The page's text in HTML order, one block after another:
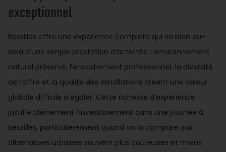
exceptionnel
Bessilles offre une expérience complète qui va bien au-
delà d’une simple prestation d’activités. L’environnement
naturel préservé, l’encadrement professionnel, la diversité
de l’offre et la qualité des installations créent une valeur
globale difficile à égaler. Cette richesse d’expérience
justifie pleinement l’investissement dans une journée à
Bessilles, particulièrement quand on la compare aux
alternatives urbaines souvent plus coûteuses et moins